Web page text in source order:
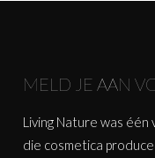
MELD JE AAN
Living Nature was
die cosmetica